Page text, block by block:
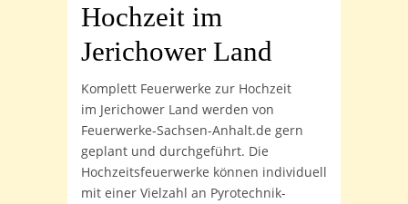
Hochzeit im
Jerichower Land
Komplett Feuerwerke zur Hochzeit
im Jerichower Land werden von
Feuerwerke-Sachsen-Anhalt.de gern
geplant und durchgeführt. Die
Hochzeitsfeuerwerke können individuell
mit einer Vielzahl an Pyrotechnik-